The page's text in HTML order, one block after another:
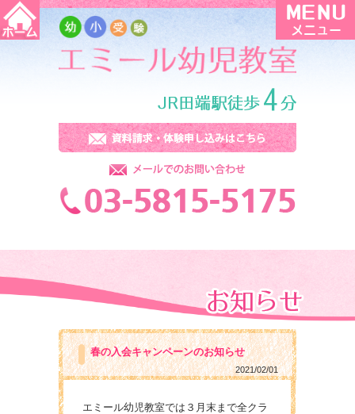
春の入会キャンペーンのお知らせ
2021/02/01
エミール幼児教室では３月末まで全クラ